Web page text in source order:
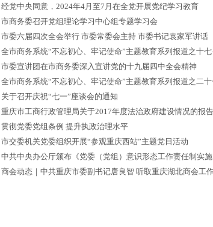
经党中央同意，2024年4月至7月在全党开展党纪学习教育
市商务委召开党组理论学习中心组专题学习会
市委六届四次全会举行 市委常委会主持 市委书记袁家军讲话
全市商务系统“不忘初心、牢记使命”主题教育系列报道之十
市委宣讲团在市商务委深入宣讲党的十九届四中全会精神
全市商务系统“不忘初心、牢记使命”主题教育系列报道之二
关于召开庆祝“七一”座谈会的通知
重庆市工商行政管理局关于2017年度法治政府建设情况的报告
贯彻党委党组条例 提升执政治理水平
市交委机关党委组织开展“参观重庆西站”主题党日活动
中共中央办公厅颁布《党委（党组）意识形态工作责任制实施
商会动态｜中共重庆市委副书记唐良智 听取重庆湖北商会工